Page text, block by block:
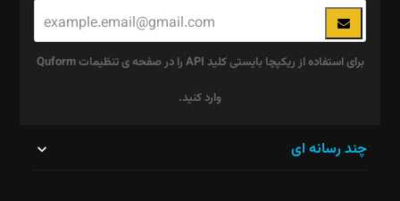
برای استفاده از ریکپچا بایستی کلید API را در صفحه ی تنظیمات Quform
وارد کنید.
چند رسانه ای